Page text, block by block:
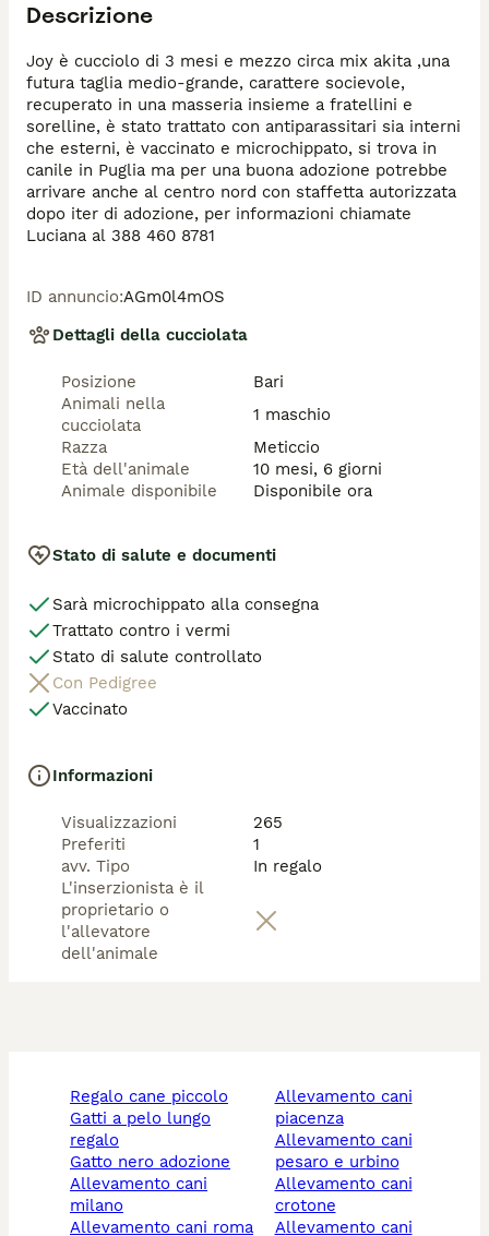
Descrizione
Joy è cucciolo di 3 mesi e mezzo circa mix akita ,una
futura taglia medio-grande, carattere socievole,
recuperato in una masseria insieme a fratellini e
sorelline, è stato trattato con antiparassitari sia interni
che esterni, è vaccinato e microchippato, si trova in
canile in Puglia ma per una buona adozione potrebbe
arrivare anche al centro nord con staffetta autorizzata
dopo iter di adozione, per informazioni chiamate
Luciana al 388 460 8781
ID annuncio:AGm0l4mOS
Dettagli della cucciolata
Posizione
Bari
Animali nella
cucciolata
1 maschio
Razza
Meticcio
Età dell'animale
10 mesi, 6 giorni
Animale disponibile
Disponibile ora
Stato di salute e documenti
Sarà microchippato alla consegna
Trattato contro i vermi
Stato di salute controllato
Con Pedigree
Vaccinato
Informazioni
Visualizzazioni
265
Preferiti
1
avv. Tipo
In regalo
L'inserzionista è il
proprietario o
l'allevatore
dell'animale
regalo cane piccolo
gatti a pelo lungo
regalo
gatto nero adozione
allevamento cani
milano
allevamento cani roma
allevamento cani
piacenza
allevamento cani
pesaro e urbino
allevamento cani
crotone
allevamento cani